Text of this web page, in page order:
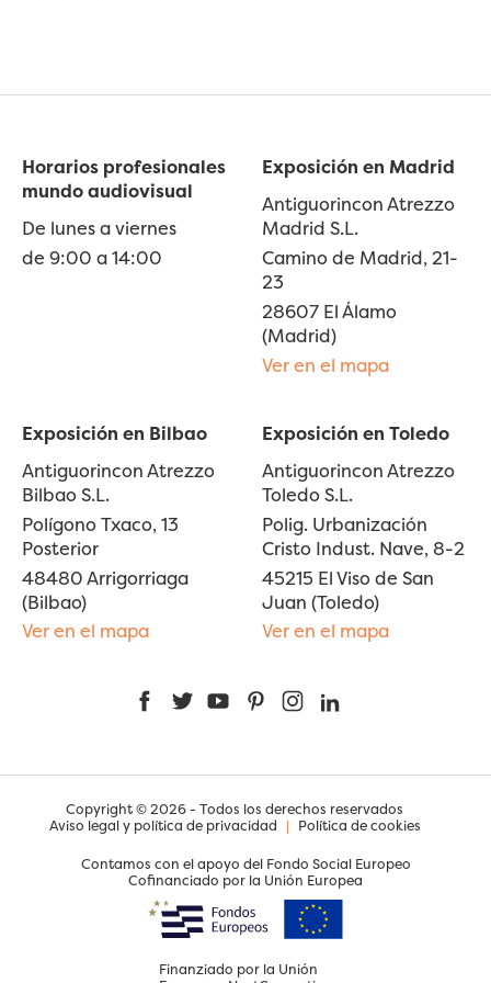
Horarios profesionales
mundo audiovisual
De lunes a viernes
de 9:00 a 14:00
Exposición en Madrid
Antiguorincon Atrezzo
Madrid S.L.
Camino de Madrid, 21-
23
28607 El Álamo
(Madrid)
Ver en el mapa
Exposición en Bilbao
Antiguorincon Atrezzo
Bilbao S.L.
Polígono Txaco, 13
Posterior
48480 Arrigorriaga
(Bilbao)
Ver en el mapa
Exposición en Toledo
Antiguorincon Atrezzo
Toledo S.L.
Polig. Urbanización
Cristo Indust. Nave, 8-2
45215 El Viso de San
Juan (Toledo)
Ver en el mapa
FacebookTwitterYouTubePinterestInstagram
Copyright © 2026 - Todos los derechos reservados
Aviso legal y política de privacidad | Política de cookies
Contamos con el apoyo del Fondo Social Europeo
Cofinanciado por la Unión Europea
Finanziado por la Unión